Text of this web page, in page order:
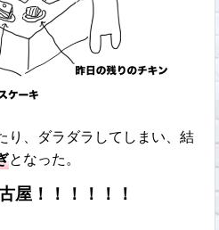
り、ダラダラしてしまい、結
となった。
屋！！！！！！